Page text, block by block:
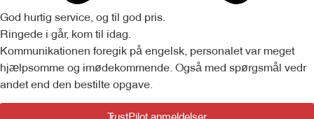
God hurtig service, og til god pris.
Ringede i går, kom til idag.
Kommunikationen foregik på engelsk, personalet var meget
hjælpsomme og imødekommende. Også med spørgsmål vedr
andet end den bestilte opgave.